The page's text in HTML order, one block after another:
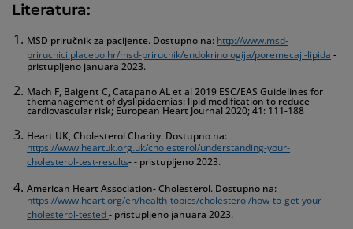
Literatura:
MSD priručnik za pacijente. Dostupno na: http://www.msd-
prirucnici.placebo.hr/msd-prirucnik/endokrinologija/poremecaji-lipida -
pristupljeno januara 2023.
Mach F, Baigent C, Catapano AL et al 2019 ESC/EAS Guidelines for
themanagement of dyslipidaemias: lipid modification to reduce
cardiovascular risk; European Heart Journal 2020; 41: 111-188
Heart UK, Cholesterol Charity. Dostupno na:
https://www.heartuk.org.uk/cholesterol/understanding-your-
cholesterol-test-results- - pristupljeno 2023.
American Heart Association- Cholesterol. Dostupno na:
https://www.heart.org/en/health-topics/cholesterol/how-to-get-your-
cholesterol-tested- pristupljeno januara 2023.